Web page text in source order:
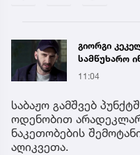
როდის
გრადუსიან
7 აგვ 20:41
საბაჟო გამშვებ
ოდენობით
ნაკეთობების
აღიკვეთა.